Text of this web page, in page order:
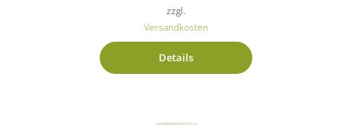
zzgl.
Versandkosten
Details